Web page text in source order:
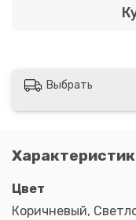
Выбрать
Цвет
Коричневый,